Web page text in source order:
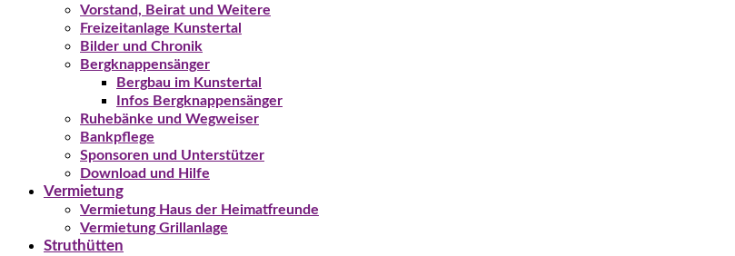
Vorstand, Beirat und Weitere
Freizeitanlage Kunstertal
Bilder und Chronik
Bergknappensänger
Bergbau im Kunstertal
Infos Bergknappensänger
Ruhebänke und Wegweiser
Bankpflege
Sponsoren und Unterstützer
Download und Hilfe
Vermietung
Vermietung Haus der Heimatfreunde
Vermietung Grillanlage
Struthütten